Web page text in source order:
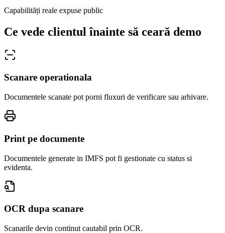
Capabilități reale expuse public
Ce vede clientul înainte să ceară demo
Scanare operationala
Documentele scanate pot porni fluxuri de verificare sau arhivare.
Print pe documente
Documentele generate in IMFS pot fi gestionate cu status si
evidenta.
OCR dupa scanare
Scanarile devin continut cautabil prin OCR.